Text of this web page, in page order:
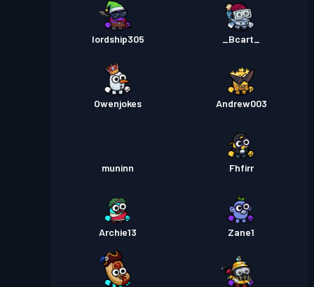
lordship305 _Bcart_
Owenjokes Andrew003
muninn Fhfirr
Archie13 Zane1